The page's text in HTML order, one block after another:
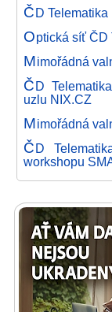
ČD
Optická síť ČD
Mimořádná
ČD
uzlu NIX.CZ
Mimořádná
ČD
workshopu